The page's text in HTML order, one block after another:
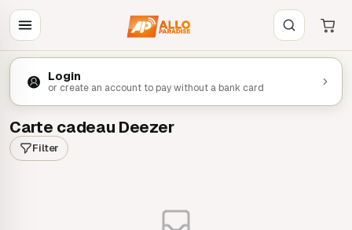
Login
or create an account to pay without a bank card
Carte cadeau Deezer
Filter